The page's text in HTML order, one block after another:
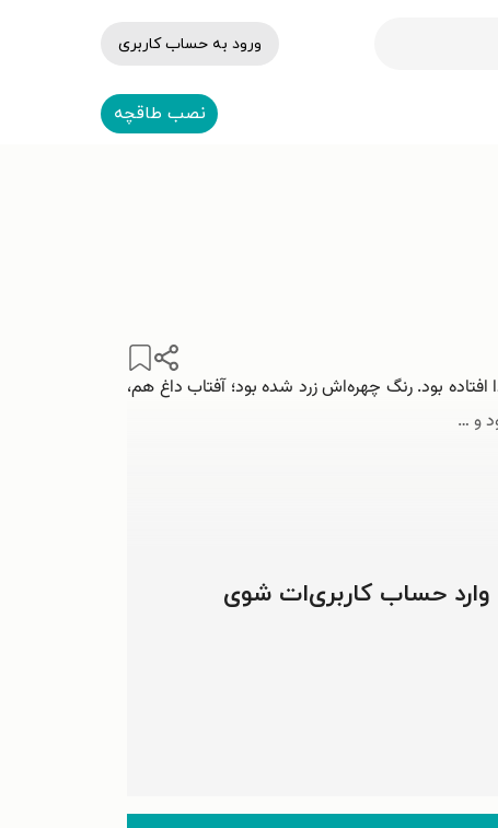
ورود به حساب کاربری
نصب طاقچه
بود. رنگ چهره‌اش زرد شده بود؛ آفتاب داغ هم،
و …
وارد حساب کاربری‌ات شوی